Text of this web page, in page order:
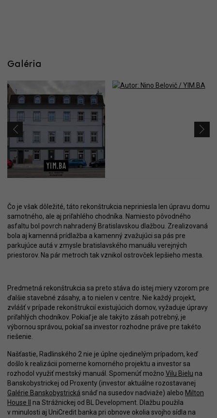
Galéria
Čo je však dôležité, táto rekonštrukcia nepriniesla len úpravu domu
samotného, ale aj priľahlého chodníka. Namiesto pôvodného
asfaltu bol povrch nahradený Bratislavskou dlažbou. Zrealizovaná
bola aj kamenná prídlažba a kamenný zvažujúci sa pás pre
parkujúce autá v zmysle bratislavského manuálu verejných
priestorov. Na pár metroch tak vznikol ostrovček lepšieho mesta.
Predmetná rekonštrukcia sa preto stáva do istej miery vzorom pre
ďalšie stavebné zásahy, a to nielen v centre. Nie každý projekt,
zvlášť v prípade rekonštrukcií existujúcich domov, vyžaduje úpravy
priľahlých chodníkov. Pokiaľ je ale takýto zásah potrebný, je
výbornou správou, pokiaľ sa investor rozhodne práve pre takéto
riešenie.
Našťastie, Radlinského 2 nie je úplne ojedinelým prípadom, keď
došlo k realizácii pomerne komorného projektu a investor sa
rozhodol využiť mestský manuál. Spomenúť možno Vilu Bielu na
Banskobystrickej od Proxenty (investor aktuálne rozostavanej
Galérie Banskobystrická snáď na susedov nadviaže) alebo Milton
House II
na Strážnickej od BL Development. Dlažbu použila
v minulosti aj UniCredit banka pri obnove okolia svojho sídla na